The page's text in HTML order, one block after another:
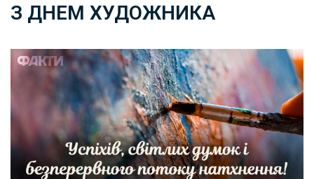
З ДНЕМ ХУДОЖНИКА